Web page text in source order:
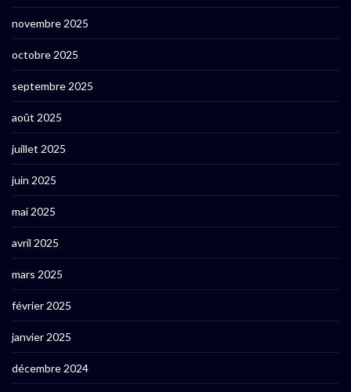
novembre 2025
octobre 2025
septembre 2025
août 2025
juillet 2025
juin 2025
mai 2025
avril 2025
mars 2025
février 2025
janvier 2025
décembre 2024